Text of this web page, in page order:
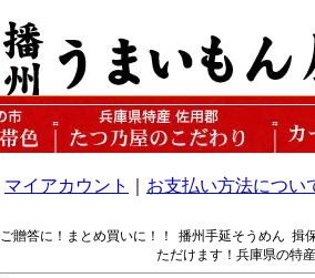
マイアカウント お支払い方法につい
ご贈答に！まとめ買いに！！ 播州手延そうめん 揖
ただけます！兵庫県の特